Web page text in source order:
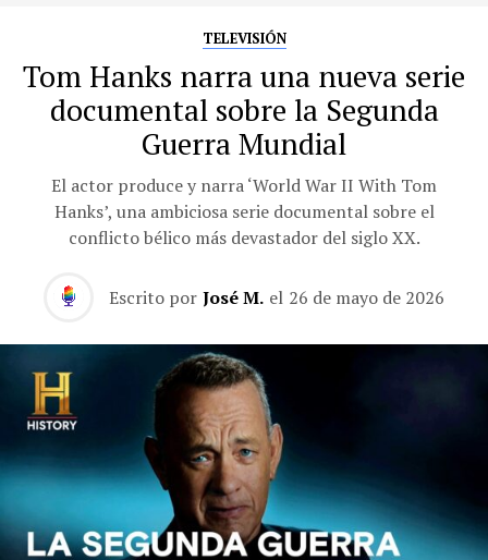
TELEVISIÓN
Tom Hanks narra una nueva serie
documental sobre la Segunda
Guerra Mundial
El actor produce y narra ‘World War II With Tom
Hanks’, una ambiciosa serie documental sobre el
conflicto bélico más devastador del siglo XX.
Escrito por José M. el 26 de mayo de 2026